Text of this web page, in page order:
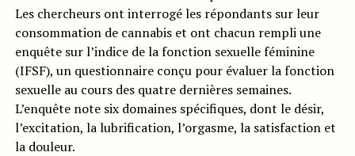
Les chercheurs ont interrogé les répondants sur leur
consommation de cannabis et ont chacun rempli une
enquête sur l’indice de la fonction sexuelle féminine
(IFSF), un questionnaire conçu pour évaluer la fonction
sexuelle au cours des quatre dernières semaines.
L’enquête note six domaines spécifiques, dont le désir,
l’excitation, la lubrification, l’orgasme, la satisfaction et
la douleur.